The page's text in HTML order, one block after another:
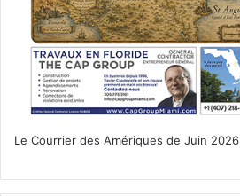
Le Courrier des Amériques de Juin 2026